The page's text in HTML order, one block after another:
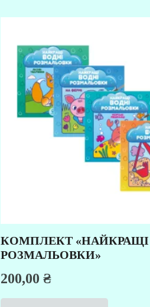
КОМПЛЕКТ «НАЙКРАЩІ
РОЗМАЛЬОВКИ»
200,00 ₴